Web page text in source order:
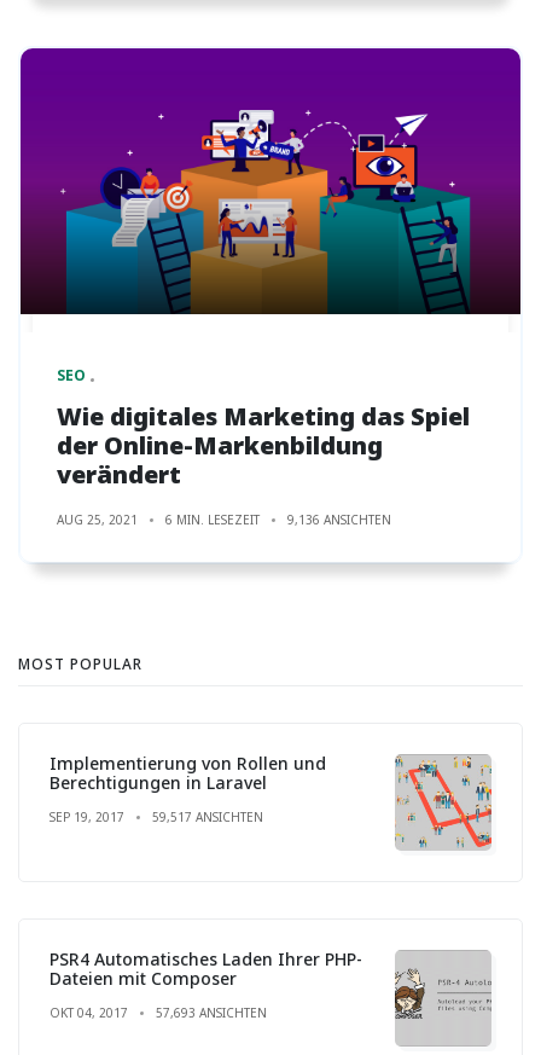
SEO
Wie digitales Marketing das Spiel
der Online-Markenbildung
verändert
AUG 25, 2021 6 MIN. LESEZEIT 9,136 ANSICHTEN
MOST POPULAR
Implementierung von Rollen und
Berechtigungen in Laravel
SEP 19, 2017 59,517 ANSICHTEN
PSR4 Automatisches Laden Ihrer PHP-
Dateien mit Composer
OKT 04, 2017 57,693 ANSICHTEN